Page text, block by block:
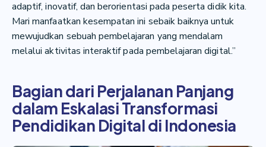
adaptif, inovatif, dan berorientasi pada peserta didik kita.
Mari manfaatkan kesempatan ini sebaik baiknya untuk
mewujudkan sebuah pembelajaran yang mendalam
melalui aktivitas interaktif pada pembelajaran digital.”
Bagian dari Perjalanan Panjang
dalam Eskalasi Transformasi
Pendidikan Digital di Indonesia